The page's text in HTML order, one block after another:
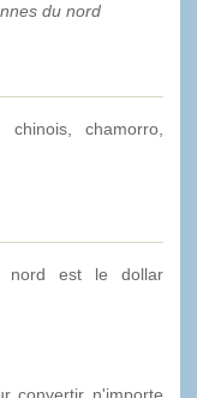
du nord
chamorro,
nord est le dollar
convertir n'importe